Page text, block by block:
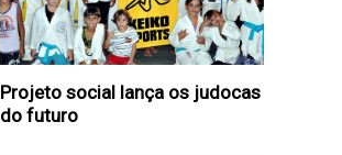
Projeto social lança os judocas
do futuro